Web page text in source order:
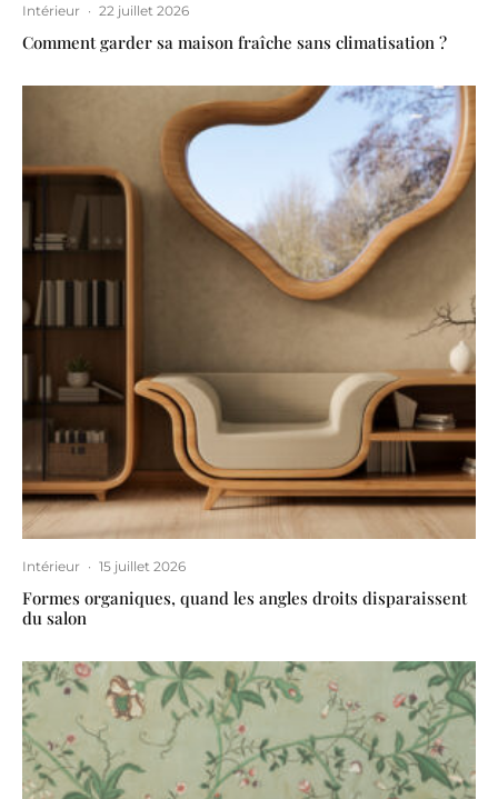
Intérieur · 22 juillet 2026
Comment garder sa maison fraîche sans climatisation ?
Intérieur · 15 juillet 2026
Formes organiques, quand les angles droits disparaissent
du salon